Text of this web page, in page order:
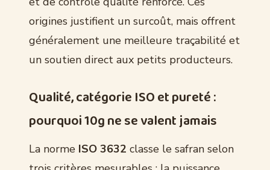
origines justifient un surcoût, mais offrent
généralement une meilleure traçabilité et
un soutien direct aux petits producteurs.
Qualité, catégorie ISO et pureté :
pourquoi 10g ne se valent jamais
La norme ISO 3632 classe le safran selon